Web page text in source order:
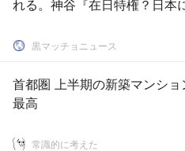
れる。神谷『在日特権？日本
黒マッチョニュース
首都圏 上半期の新築マンシ
最高
常識的に考えた